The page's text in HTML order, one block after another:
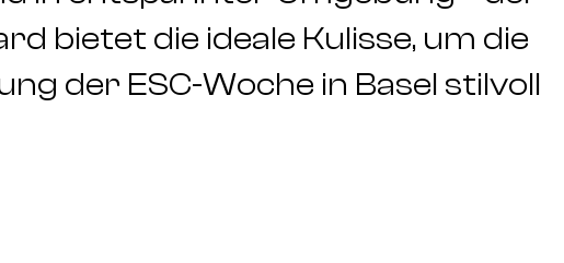
bietet die ideale Kulisse, um die
der ESC-Woche in Basel stilvoll